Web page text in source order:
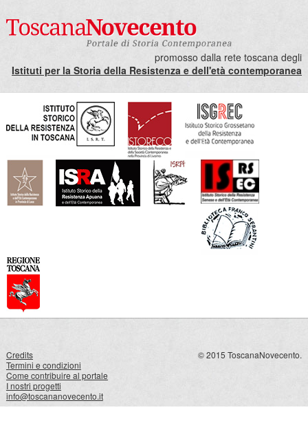
promosso dalla rete toscana degli
Istituti per la Storia della Resistenza e dell'età contemporanea
Credits
Termini e condizioni
Come contribuire al portale
I nostri progetti
info@toscananovecento.it
© 2015 ToscanaNovecento.